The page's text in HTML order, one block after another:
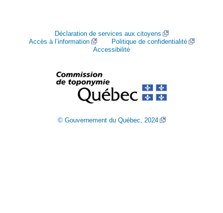
Déclaration de services aux citoyens
Accès à l’information
Politique de confidentialité
Accessibilité
© Gouvernement du Québec, 2024